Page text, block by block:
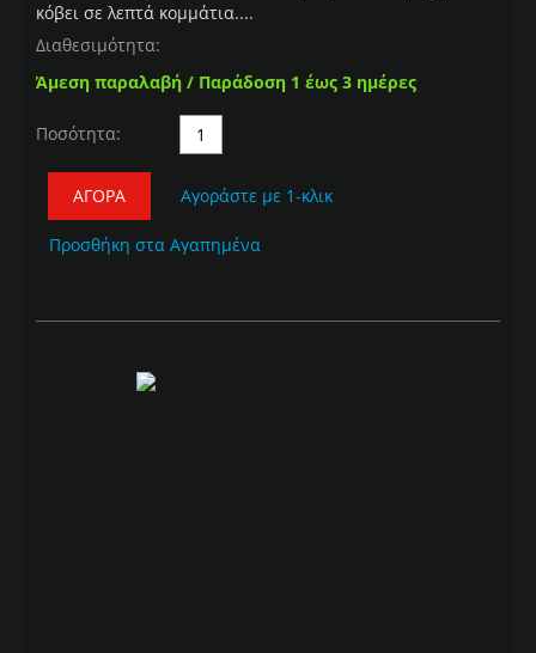
κόβει σε λεπτά κομμάτια....
Διαθεσιμότητα:
Άμεση παραλαβή / Παράδοση 1 έως 3 ημέρες
Ποσότητα:
ΑΓΟΡΆ Αγοράστε με 1-κλικ
Προσθήκη στα Αγαπημένα